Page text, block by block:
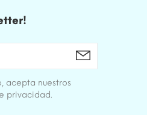
acepta nuestros
privacidad.